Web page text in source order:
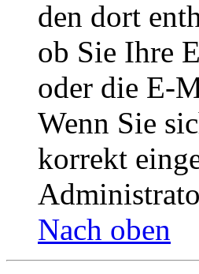
den dort
ob Sie Ihre
oder die E-
Wenn Sie
korrekt
Nach oben